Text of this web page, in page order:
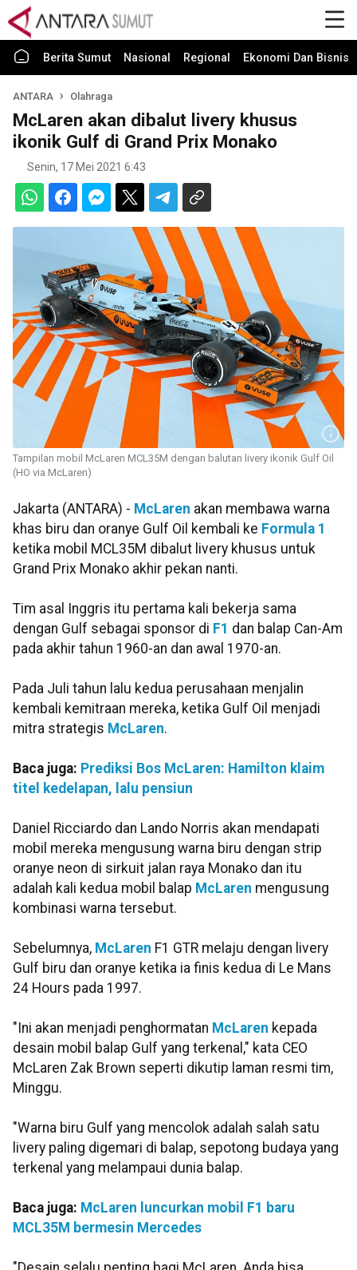
Berita Sumut Nasional Regional Ekonomi Dan Bisnis
ANTARA Olahraga
McLaren akan dibalut livery khusus
ikonik Gulf di Grand Prix Monako
Senin, 17 Mei 2021 6:43
Tampilan mobil McLaren MCL35M dengan balutan livery ikonik Gulf Oil
(HO via McLaren)
Jakarta (ANTARA) - McLaren akan membawa warna
khas biru dan oranye Gulf Oil kembali ke Formula 1
ketika mobil MCL35M dibalut livery khusus untuk
Grand Prix Monako akhir pekan nanti.
Tim asal Inggris itu pertama kali bekerja sama
dengan Gulf sebagai sponsor di F1 dan balap Can-Am
pada akhir tahun 1960-an dan awal 1970-an.
Pada Juli tahun lalu kedua perusahaan menjalin
kembali kemitraan mereka, ketika Gulf Oil menjadi
mitra strategis McLaren.
Baca juga: Prediksi Bos McLaren: Hamilton klaim
titel kedelapan, lalu pensiun
Daniel Ricciardo dan Lando Norris akan mendapati
mobil mereka mengusung warna biru dengan strip
oranye neon di sirkuit jalan raya Monako dan itu
adalah kali kedua mobil balap McLaren mengusung
kombinasi warna tersebut.
Sebelumnya, McLaren F1 GTR melaju dengan livery
Gulf biru dan oranye ketika ia finis kedua di Le Mans
24 Hours pada 1997.
"Ini akan menjadi penghormatan McLaren kepada
desain mobil balap Gulf yang terkenal," kata CEO
McLaren Zak Brown seperti dikutip laman resmi tim,
Minggu.
"Warna biru Gulf yang mencolok adalah salah satu
livery paling digemari di balap, sepotong budaya yang
terkenal yang melampaui dunia balap.
Baca juga: McLaren luncurkan mobil F1 baru
MCL35M bermesin Mercedes